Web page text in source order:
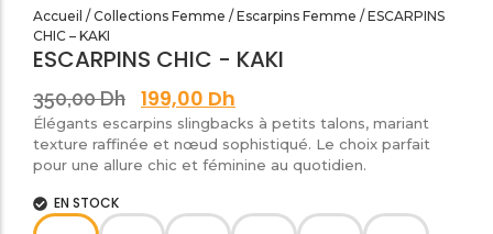
Accueil / Collections Femme / Escarpins Femme / ESCARPINS
CHIC – KAKI
ESCARPINS CHIC - KAKI
350,00Dh 199,00 Dh
Élégants escarpins slingbacks à petits talons, mariant
texture raffinée et nœud sophistiqué. Le choix parfait
pour une allure chic et féminine au quotidien.
EN STOCK